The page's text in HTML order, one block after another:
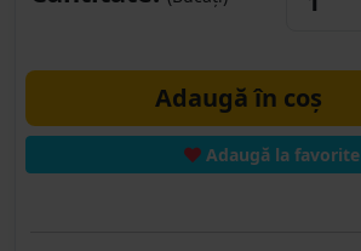
Adaugă în coș
Adaugă la favorite